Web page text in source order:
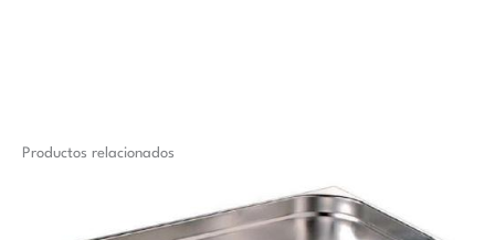
Productos relacionados